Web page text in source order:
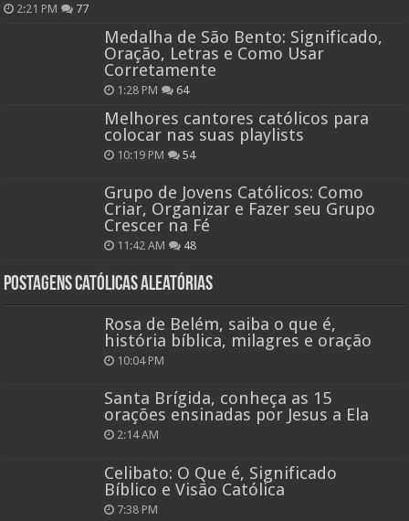
2:21 PM 77
Medalha de São Bento: Significado,
Oração, Letras e Como Usar
Corretamente
1:28 PM 64
Melhores cantores católicos para
colocar nas suas playlists
10:19 PM 54
Grupo de Jovens Católicos: Como
Criar, Organizar e Fazer seu Grupo
Crescer na Fé
11:42 AM 48
Postagens católicas aleatórias
Rosa de Belém, saiba o que é,
história bíblica, milagres e oração
10:04 PM
Santa Brígida, conheça as 15
orações ensinadas por Jesus a Ela
2:14 AM
Celibato: O Que é, Significado
Bíblico e Visão Católica
7:38 PM